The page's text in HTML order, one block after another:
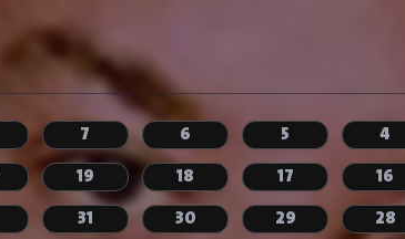
4
5
6
7
16
17
18
19
28
29
30
31